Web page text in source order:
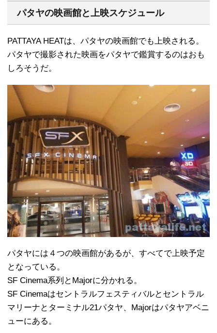
パタヤの映画館と上映スケジュール
PATTAYA HEATは、パタヤの映画館でも上映される。
パタヤで撮影された映画をパタヤで鑑賞するのはおも
しろそうだ。
パタヤには４つの映画館があるが、すべてで上映予定
となっている。
SF Cinema系列とMajorに分かれる。
SF Cinemaはセントラルフェスティバルとセントラル
マリーナとターミナル21パタヤ、Majorはパタヤアベニ
ューにある。